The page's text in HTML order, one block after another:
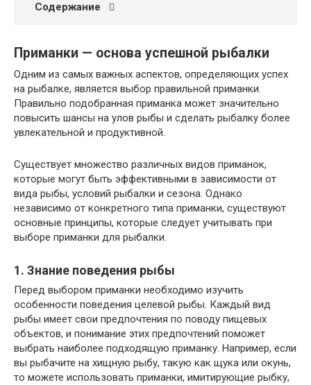
Содержание
Приманки — основа успешной рыбалки
Одним из самых важных аспектов, определяющих успех
на рыбалке, является выбор правильной приманки.
Правильно подобранная приманка может значительно
повысить шансы на улов рыбы и сделать рыбалку более
увлекательной и продуктивной.
Существует множество различных видов приманок,
которые могут быть эффективными в зависимости от
вида рыбы, условий рыбалки и сезона. Однако
независимо от конкретного типа приманки, существуют
основные принципы, которые следует учитывать при
выборе приманки для рыбалки.
1. Знание поведения рыбы
Перед выбором приманки необходимо изучить
особенности поведения целевой рыбы. Каждый вид
рыбы имеет свои предпочтения по поводу пищевых
объектов, и понимание этих предпочтений поможет
выбрать наиболее подходящую приманку. Например, если
вы рыбачите на хищную рыбу, такую как щука или окунь,
то можете использовать приманки, имитирующие рыбку,